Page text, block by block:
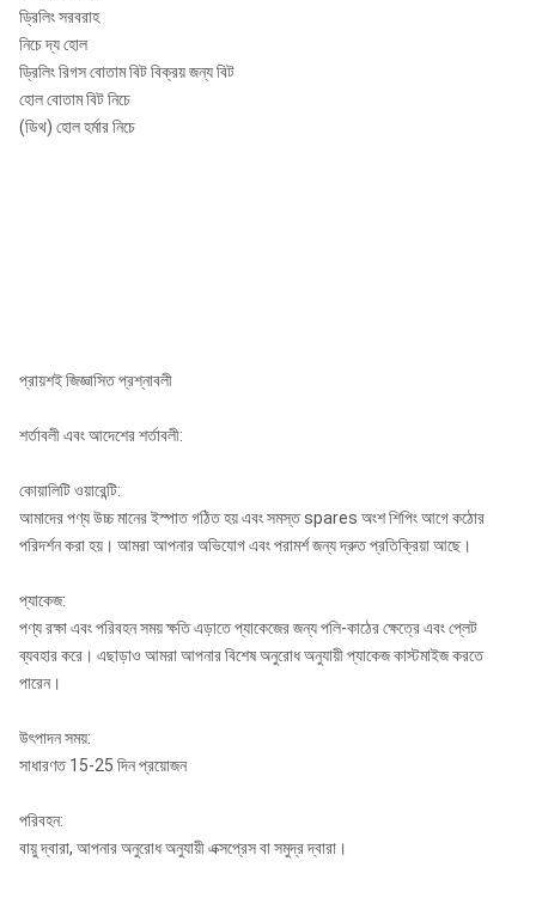
ড্রিলিং সরবরাহ
নিচে দ্য হোল
ড্রিলিং রিগস বোতাম বিট বিক্রয় জন্য বিট
হোল বোতাম বিট নিচে
(ডিথ) হোল হর্মার নিচে
প্রায়শই জিজ্ঞাসিত প্রশ্নাবলী
শর্তাবলী এবং আদেশের শর্তাবলী:
কোয়ালিটি ওয়ারেন্টি:
আমাদের পণ্য উচ্চ মানের ইস্পাত গঠিত হয় এবং সমস্ত spares অংশ শিপিং আগে কঠোর
পরিদর্শন করা হয়। আমরা আপনার অভিযোগ এবং পরামর্শ জন্য দ্রুত প্রতিক্রিয়া আছে।
প্যাকেজ:
পণ্য রক্ষা এবং পরিবহন সময় ক্ষতি এড়াতে প্যাকেজের জন্য পলি-কাঠের ক্ষেত্রে এবং প্লেট
ব্যবহার করে। এছাড়াও আমরা আপনার বিশেষ অনুরোধ অনুযায়ী প্যাকেজ কাস্টমাইজ করতে
পারেন।
উৎপাদন সময়:
সাধারণত 15-25 দিন প্রয়োজন
পরিবহন:
বায়ু দ্বারা, আপনার অনুরোধ অনুযায়ী এক্সপ্রেস বা সমুদ্র দ্বারা।